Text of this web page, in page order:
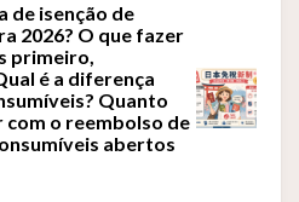
de isenção de
2026? O que fazer
primeiro,
é a diferença
Quanto
o reembolso de
abertos